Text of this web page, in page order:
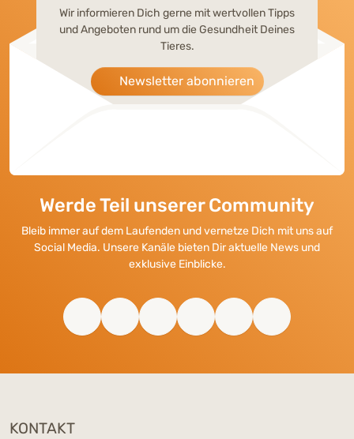
Wir informieren Dich gerne mit wertvollen Tipps
und Angeboten rund um die Gesundheit Deines
Tieres.
Newsletter abonnieren
Werde Teil unserer Community
Bleib immer auf dem Laufenden und vernetze Dich mit uns auf
Social Media. Unsere Kanäle bieten Dir aktuelle News und
exklusive Einblicke.
KONTAKT